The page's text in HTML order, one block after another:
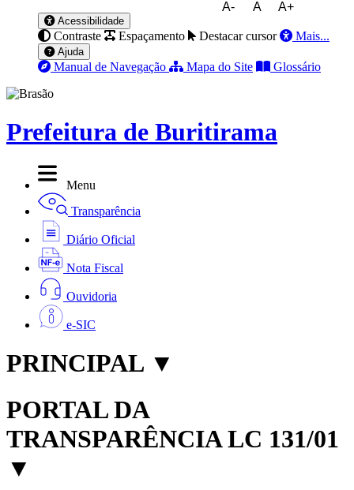
A- A A+
Acessibilidade
Contraste Espaçamento Destacar cursor Mais...
Ajuda
Manual de Navegação Mapa do Site Glossário
Prefeitura de Buritirama
Menu
Transparência
Diário Oficial
Nota Fiscal
Ouvidoria
e-SIC
PRINCIPAL ▼
PORTAL DA
TRANSPARÊNCIA LC 131/01
▼